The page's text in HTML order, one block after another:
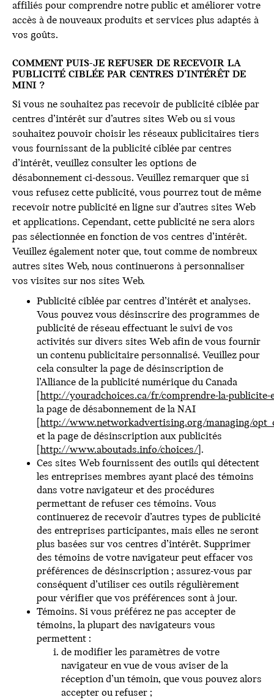
affiliés pour comprendre notre public et améliorer votre
accès à de nouveaux produits et services plus adaptés à
vos goûts.
COMMENT PUIS-JE REFUSER DE RECEVOIR LA
PUBLICITÉ CIBLÉE PAR CENTRES D’INTÉRÊT DE
MINI ?
Si vous ne souhaitez pas recevoir de publicité ciblée par
centres d’intérêt sur d’autres sites Web ou si vous
souhaitez pouvoir choisir les réseaux publicitaires tiers
vous fournissant de la publicité ciblée par centres
d’intérêt, veuillez consulter les options de
désabonnement ci-dessous. Veuillez remarquer que si
vous refusez cette publicité, vous pourrez tout de même
recevoir notre publicité en ligne sur d’autres sites Web
et applications. Cependant, cette publicité ne sera alors
pas sélectionnée en fonction de vos centres d’intérêt.
Veuillez également noter que, tout comme de nombreux
autres sites Web, nous continuerons à personnaliser
vos visites sur nos sites Web.
Publicité ciblée par centres d’intérêt et analyses.
Vous pouvez vous désinscrire des programmes de
publicité de réseau effectuant le suivi de vos
activités sur divers sites Web afin de vous fournir
un contenu publicitaire personnalisé. Veuillez pour
cela consulter la page de désinscription de
l’Alliance de la publicité numérique du Canada
http://youradchoices.ca/fr/comprendre-la-publicite-
la page de désabonnement de la NAI
http://www.networkadvertising.org/managing/
et la page de désinscription aux publicités
http://www.aboutads.info/choices/ ].
Ces sites Web fournissent des outils qui détectent
les entreprises membres ayant placé des témoins
dans votre navigateur et des procédures
permettant de refuser ces témoins. Vous
continuerez de recevoir d’autres types de publicité
des entreprises participantes, mais elles ne seront
plus basées sur vos centres d’intérêt. Supprimer
des témoins de votre navigateur peut effacer vos
préférences de désinscription ; assurez-vous par
conséquent d’utiliser ces outils régulièrement
pour vérifier que vos préférences sont à jour.
Témoins. Si vous préférez ne pas accepter de
témoins, la plupart des navigateurs vous
permettent :
de modifier les paramètres de votre
navigateur en vue de vous aviser de la
réception d’un témoin, que vous pouvez alors
accepter ou refuser ;